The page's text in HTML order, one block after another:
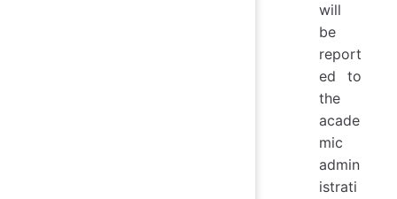
will
be
report
ed to
the
acade
mic
admin
istrati